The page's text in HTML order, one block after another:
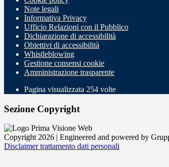
Note legali
Informativa Privacy
Ufficio Relazioni con il Pubblico
Dichiarazione di accessibilità
Obiettivi di accessibilità
Whistleblowing
Gestione consensi cookie
Amministrazione trasparente
Pagina visualizzata 254 volte
Sezione Copyright
Copyright 2026 | Engineered and powered by
Disclaimer trattamento dati personali